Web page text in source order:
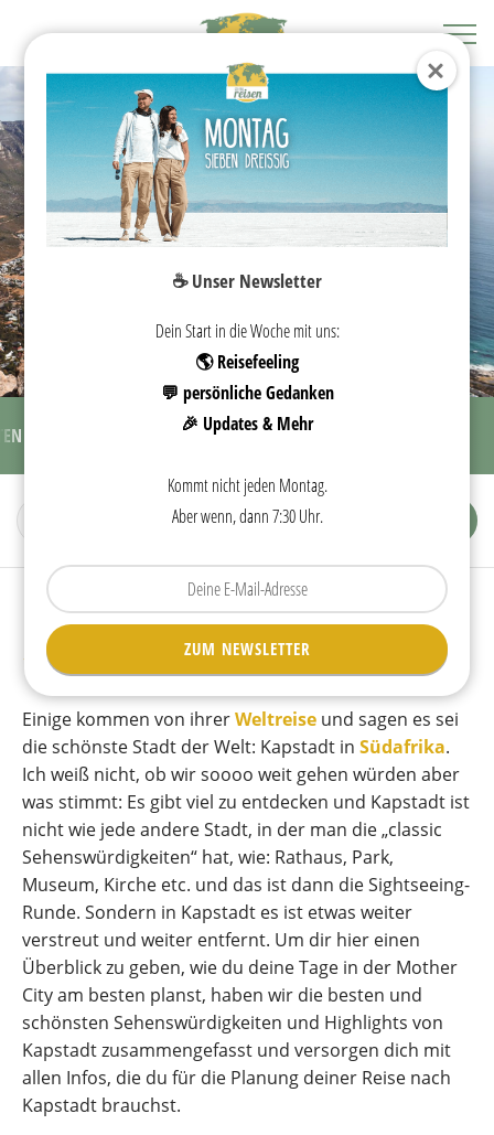
KAPSTADT
SEHENSWÜRDIGKEITEN
SEHENSWÜRDIGKEITEN
Kapstadt Sehenswürdigkeiten:
14 Highlights für Erstbesucher
Einige kommen von ihrerWeltreise und sagen es sei
die schönste Stadt der Welt: Kapstadt in Südafrika.
Ich weiß nicht, ob wir soooo weit gehen würden aber
was stimmt: Es gibt viel zu entdecken und Kapstadt ist
nicht wie jede andere Stadt, in der man die „classic
Sehenswürdigkeiten“ hat, wie: Rathaus, Park,
Museum, Kirche etc. und das ist dann die Sightseeing-
Runde. Sondern in Kapstadt es ist etwas weiter
verstreut und weiter entfernt. Um dir hier einen
Überblick zu geben, wie du deine Tage in der Mother
City am besten planst, haben wir die besten und
schönsten Sehenswürdigkeiten und Highlights von
Kapstadt zusammengefasst und versorgen dich mit
allen Infos, die du für die Planung deiner Reise nach
Kapstadt brauchst.
☕️ Unser Newsletter
Dein Start in die Woche mit uns:
🌎 Reisefeeling
💬 persönliche Gedanken
🎉 Updates & Mehr
Kommt nicht jeden Montag.
Aber wenn, dann 7:30 Uhr.
Tippen
Sie
Ihre
E-
Mail
ein.
ZUM NEWSLETTER